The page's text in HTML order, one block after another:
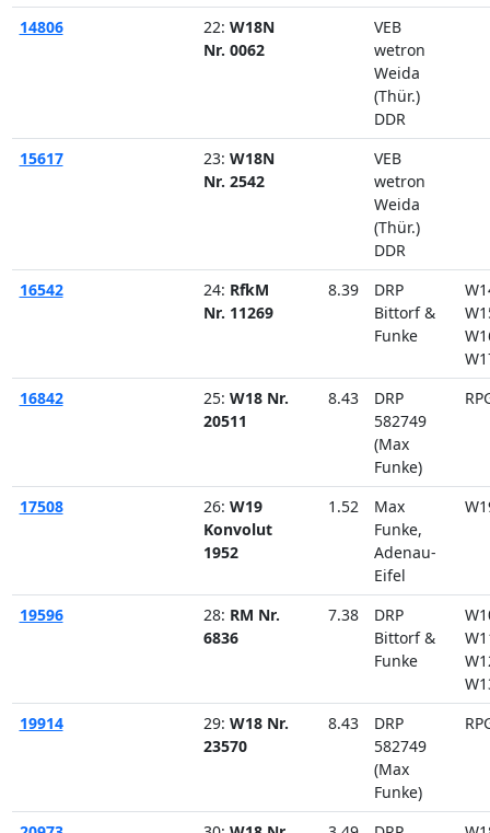
14806
22: W18N
Nr. 0062
VEB
wetron
Weida
(Thür.)
DDR
15617
23: W18N
Nr. 2542
VEB
wetron
Weida
(Thür.)
DDR
16542
24: RfkM
Nr. 11269
8.39
DRP
Bittorf &
Funke
16842
25: W18 Nr.
20511
8.43
DRP
582749
(Max
Funke)
17508 26: W19
Konvolut
1952
1.52
Max
Funke,
Adenau-
Eifel
19596 28: RM Nr.
6836
7.38
DRP
Bittorf &
Funke
19914
29: W18 Nr.
23570
8.43
DRP
582749
(Max
Funke)